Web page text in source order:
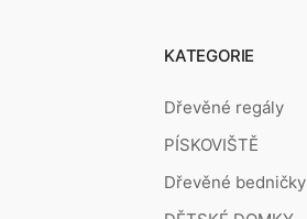
KATEGORIE
Dřevěné regály
PÍSKOVIŠTĚ
Dřevěné bedničky